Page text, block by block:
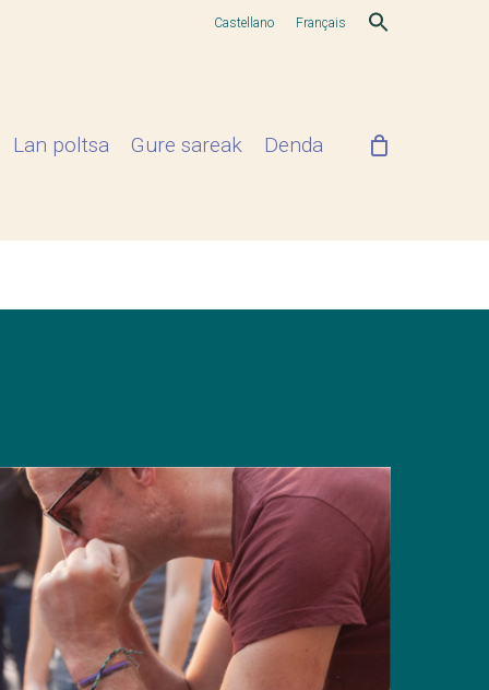
Castellano Français
Lan poltsa Gure sareak Denda